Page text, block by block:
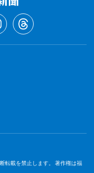
転載を禁止します。 著作権は福